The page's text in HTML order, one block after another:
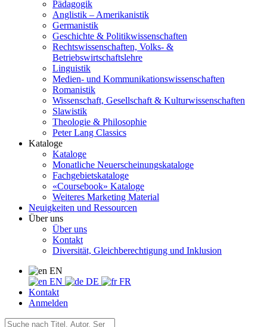
Pädagogik
Anglistik – Amerikanistik
Germanistik
Geschichte & Politikwissenschaften
Rechtswissenschaften, Volks- &
Betriebswirtschaftslehre
Linguistik
Medien- und Kommunikationswissenschaften
Romanistik
Wissenschaft, Gesellschaft & Kulturwissenschaften
Slawistik
Theologie & Philosophie
Peter Lang Classics
Kataloge
Kataloge
Monatliche Neuerscheinungskataloge
Fachgebietskataloge
«Coursebook» Kataloge
Weiteres Marketing Material
Neuigkeiten und Ressourcen
Über uns
Über uns
Kontakt
Diversität, Gleichberechtigung und Inklusion
EN
EN
DE
FR
Kontakt
Anmelden